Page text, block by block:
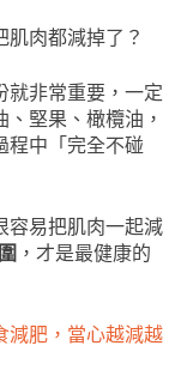
肉都減掉了？
就非常重要，一定
堅果、橄欖油，
程中「完全不碰
容易把肌肉一起減
，才是最健康的
減肥，當心越減越